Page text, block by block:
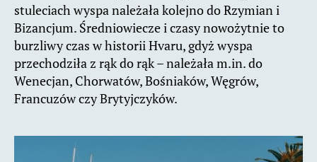
stuleciach wyspa należała kolejno do Rzymian i
Bizancjum. Średniowiecze i czasy nowożytnie to
burzliwy czas w historii Hvaru, gdyż wyspa
przechodziła z rąk do rąk – należała m.in. do
Wenecjan, Chorwatów, Bośniaków, Węgrów,
Francuzów czy Brytyjczyków.